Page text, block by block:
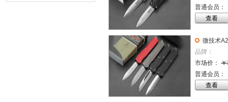
普通会员：
查看
微技术
柄）
品牌：
市场价：
普通会员：
查看